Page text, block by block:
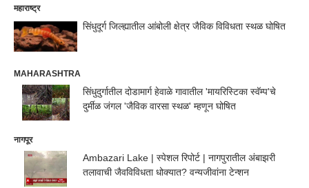
महाराष्ट्र
सिंधुदूर्ग जिल्ह्यातील आंबोली क्षेत्र जैविक विविधता स्थळ घोषित
MAHARASHTRA
सिंधुदुर्गातील दोडामार्ग हेवाळे गावातील 'मायरिस्टिका स्वॅम्प'चे
दुर्मीळ जंगल 'जैविक वारसा स्थळ' म्हणून घोषित
नागपूर
Ambazari Lake | स्पेशल रिपोर्ट | नागपुरातील अंबाझरी
तलावाची जैवविविधता धोक्यात? वन्यजीवांना टेन्शन